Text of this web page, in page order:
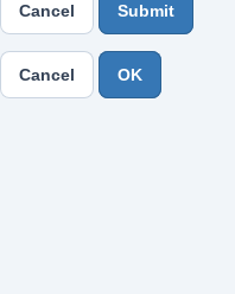
Cancel Submit
Cancel OK